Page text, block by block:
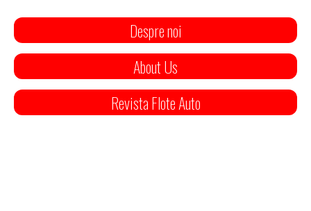
Despre noi
About Us
Revista Flote Auto